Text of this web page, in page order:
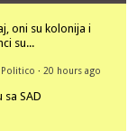
oni su kolonija i
su...
· 20 hours ago
SAD